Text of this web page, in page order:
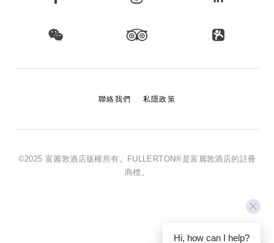
聯絡我們 私隱政策
©2025 富麗敦酒店版權所有。FULLERTON®是富麗敦酒店的註冊
商標。
Hi, how can I help?